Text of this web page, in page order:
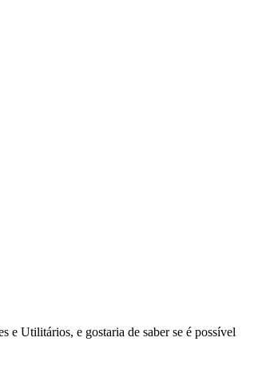
e Utilitários, e gostaria de saber se é possível